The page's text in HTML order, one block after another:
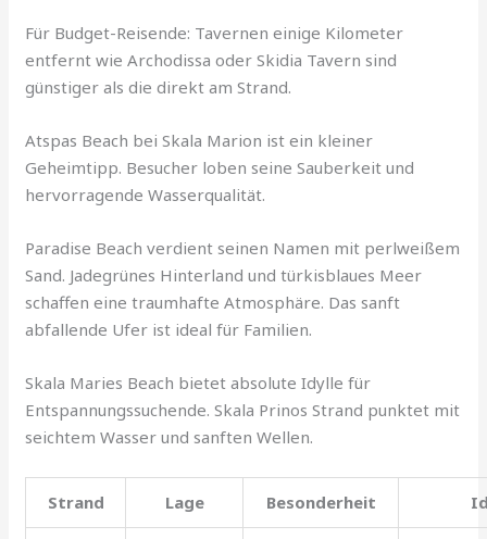
Für Budget-Reisende: Tavernen einige Kilometer
entfernt wie Archodissa oder Skidia Tavern sind
günstiger als die direkt am Strand.
Atspas Beach bei Skala Marion ist ein kleiner
Geheimtipp. Besucher loben seine Sauberkeit und
hervorragende Wasserqualität.
Paradise Beach verdient seinen Namen mit perlweißem
Sand. Jadegrünes Hinterland und türkisblaues Meer
schaffen eine traumhafte Atmosphäre. Das sanft
abfallende Ufer ist ideal für Familien.
Skala Maries Beach bietet absolute Idylle für
Entspannungssuchende. Skala Prinos Strand punktet mit
seichtem Wasser und sanften Wellen.
Strand Lage Besonderheit